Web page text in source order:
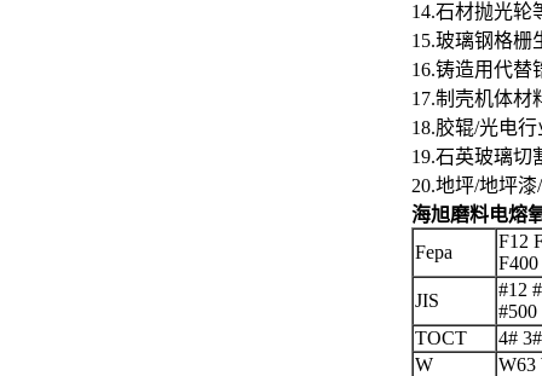
14.石材抛光轮
15.玻璃钢格栅
16.铸造用代替
17.制壳机体材
18.胶辊/光电
19.石英玻璃切
20.地坪/地坪
海旭磨料电熔
Fepa
F12
JIS
#12
#500
TOCT
4#
W
W63